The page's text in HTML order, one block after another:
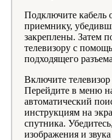
Подключите кабель
приемнику,
закреплены. Затем
телевизору с
подходящего
Включите
Перейдите в меню
автоматический
инструкциям на
спутника.
изображения и